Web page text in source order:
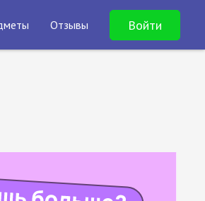
Отзывы Войти